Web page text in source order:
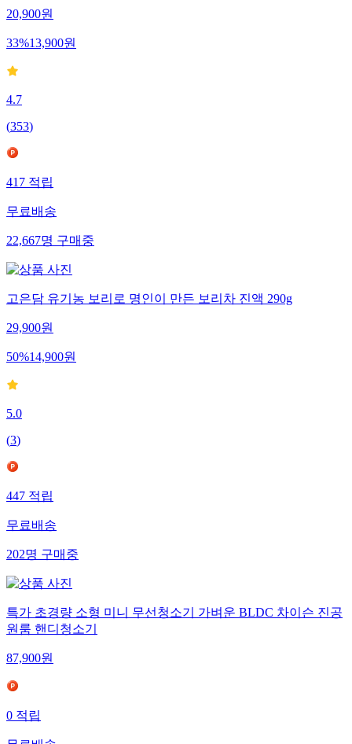
20,900원
33%13,900원
4.7
(353)
417적립
무료배송
22,667명구매중
고은담 유기농 보리로 명인이 만든 보리차 진액 290g
29,900원
50%14,900원
5.0
(3)
447적립
무료배송
202명구매중
특가 초경량 소형 미니 무선청소기 가벼운 BLDC 차이슨 진공
원룸 핸디청소기
87,900원
0적립